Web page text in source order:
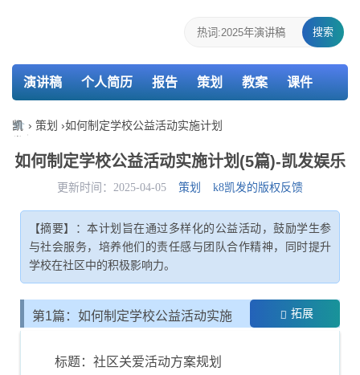
搜索
演讲稿 个人简历 报告 策划 教案 课件
检讨书 主持词
凯
娱
› 策划 ›如何制定学校公益活动实施计划
如何制定学校公益活动实施计划(5篇)-凯发娱乐
更新时间：2025-04-05 策划 k8凯发的版权反馈
【摘要】：本计划旨在通过多样化的公益活动，鼓励学生参
与社会服务，培养他们的责任感与团队合作精神，同时提升
学校在社区中的积极影响力。
第1篇：如何制定学校公益活动实施 拓展
标题：社区关爱活动方案规划